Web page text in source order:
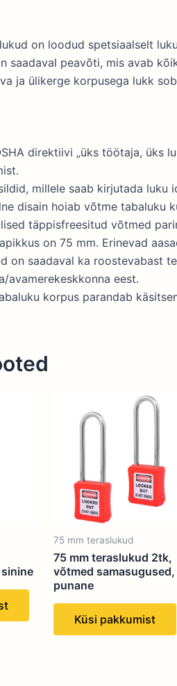
on loodud spetsiaalselt
saadaval peavõti, mis avab
ja ülikerge korpusega lukk
direktiivi „üks töötaja, üks
millele saab kirjutada luku
disain hoiab võtme tabaluku
täppisfreesitud võtmed
on 75 mm. Erinevad
on saadaval ka roostevabast
avamerekeskkonna eest.
korpus parandab
75 mm teraslukud
75 mm teraslukud 2tk,
võtmed samasugused,
punane
Küsi pakkumist